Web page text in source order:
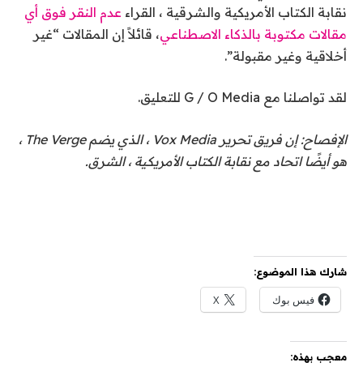
نقابة الكتاب الأمريكية والشرقية ، القراء عدم النقر فوق أي
مقالات مكتوبة بالذكاء الاصطناعي، قائلاً إن المقالات “غير
أخلاقية وغير مقبولة”.
لقد تواصلنا مع G / O Media للتعليق.
الإفصاح: إن فريق تحرير Vox Media ، الذي يضم The Verge ،
هو أيضًا اتحاد مع نقابة الكتاب الأمريكية ، الشرق.
شارك هذا الموضوع:
فيس بوك X
معجب بهذه: